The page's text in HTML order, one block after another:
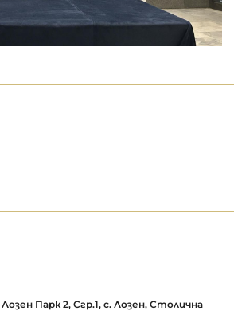
Парк 2, Сгр.1, с. Лозен, Столична